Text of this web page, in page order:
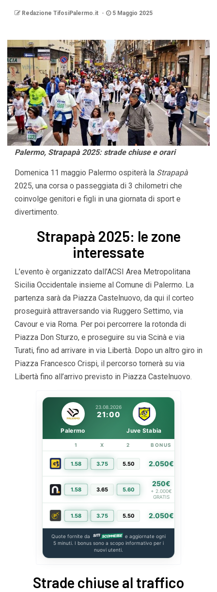
Redazione TifosiPalermo.it 5 Maggio 2025
Palermo, Strapapà 2025: strade chiuse e orari
Domenica 11 maggio Palermo ospiterà la Strapapà
2025, una corsa o passeggiata di 3 chilometri che
coinvolge genitori e figli in una giornata di sport e
divertimento.
Strapapà 2025: le zone
interessate
L’evento è organizzato dall’ACSI Area Metropolitana
Sicilia Occidentale insieme al Comune di Palermo. La
partenza sarà da Piazza Castelnuovo, da qui il corteo
proseguirà attraversando via Ruggero Settimo, via
Cavour e via Roma. Per poi percorrere la rotonda di
Piazza Don Sturzo, e proseguire su via Scinà e via
Turati, fino ad arrivare in via Libertà. Dopo un altro giro in
Piazza Francesco Crispi, il percorso tornerà su via
Libertà fino all’arrivo previsto in Piazza Castelnuovo.
23.08.2026
21:00
Palermo Juve Stabia
1 X 2 BONUS
1.58 3.75 5.50 2.050€
1.58 3.65 5.60
250€
+ 2.000€
GRATIS
1.58 3.75 5.50 2.050€
Quote fornite da
e aggiornate ogni
5 minuti. I bonus sono a scopo informativo per i
nuovi utenti.
Strade chiuse al traffico